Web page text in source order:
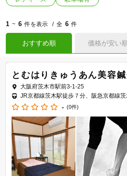
1 ~ 6 件を表示 全 6 件
おすすめ順 価格が安い
とむはりきゅうあん美容
大阪府茨木市駅前3-1-25
JR京都線茨木駅徒歩７分、阪急京都線
- (0件)